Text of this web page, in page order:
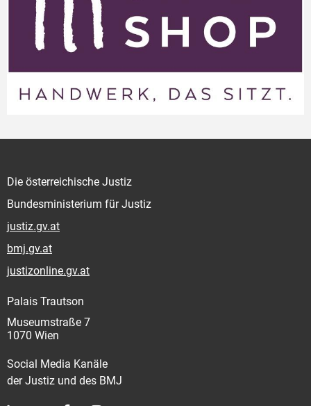
Die österreichische Justiz
Bundesministerium für Justiz
justiz.gv.at
bmj.gv.at
justizonline.gv.at
Palais Trautson
Museumstraße 7
1070 Wien
Social Media Kanäle
der Justiz und des BMJ